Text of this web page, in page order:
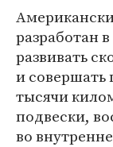
разработан
развивать
и совершать
тысячи
подвески,
во